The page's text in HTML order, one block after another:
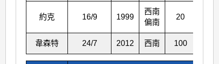
約克 16/9 1999
西南
偏南
20
韋森特 24/7 2012 西南 100